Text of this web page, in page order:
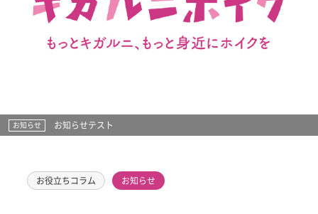
お知らせ お知らせテスト
お役立ちコラム お知らせ